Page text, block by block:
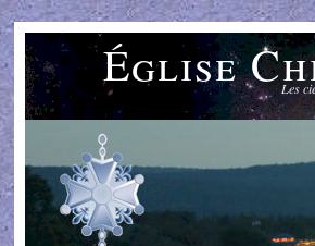
Église Les